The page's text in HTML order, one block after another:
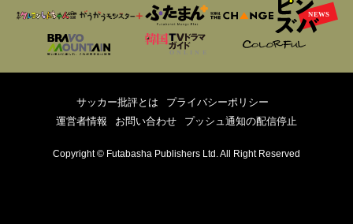
サッカー批評とは
プライバシーポリシー
運営者情報
お問い合わせ プッシュ通知の配信停止
Copyright © Futabasha Publishers Ltd. All Right Reserved